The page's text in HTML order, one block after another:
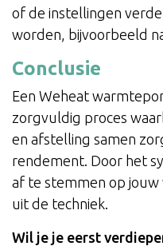
of de instellingen
worden, bijvoorbeeld
Conclusie
Een Weheat
zorgvuldig proces
en afstelling samen
rendement. Door het
af te stemmen op jouw
uit de techniek.
Wil je je eerst